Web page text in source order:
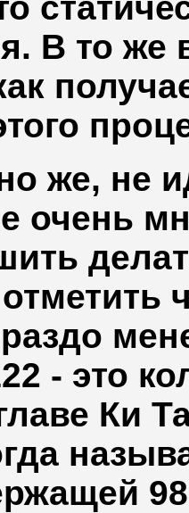
В то же
же, не
очень
- это
Ки